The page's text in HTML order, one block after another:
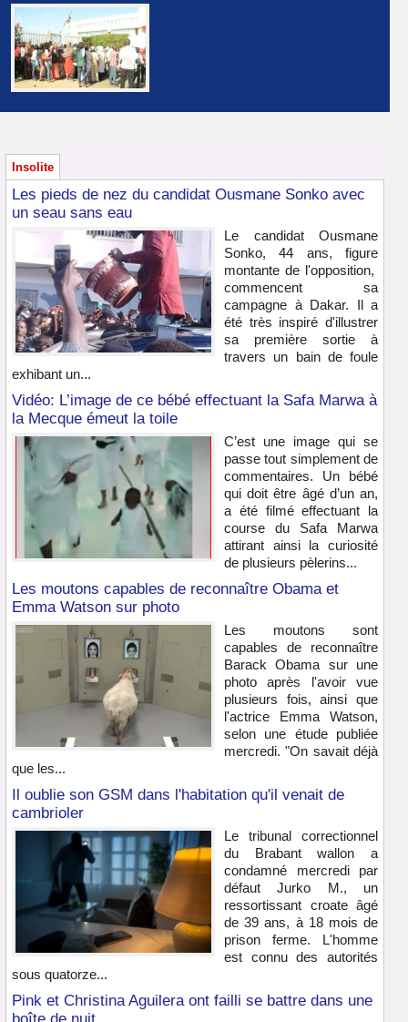
Insolite
Les pieds de nez du candidat Ousmane Sonko avec
un seau sans eau
Le candidat Ousmane
Sonko, 44 ans, figure
montante de l'opposition,
commencent sa
campagne à Dakar. Il a
été très inspiré d'illustrer
sa première sortie à
travers un bain de foule
exhibant un...
Vidéo: L’image de ce bébé effectuant la Safa Marwa à
la Mecque émeut la toile
C’est une image qui se
passe tout simplement de
commentaires. Un bébé
qui doit être âgé d’un an,
a été filmé effectuant la
course du Safa Marwa
attirant ainsi la curiosité
de plusieurs pèlerins...
Les moutons capables de reconnaître Obama et
Emma Watson sur photo
Les moutons sont
capables de reconnaître
Barack Obama sur une
photo après l'avoir vue
plusieurs fois, ainsi que
l'actrice Emma Watson,
selon une étude publiée
mercredi. "On savait déjà
que les...
Il oublie son GSM dans l'habitation qu'il venait de
cambrioler
Le tribunal correctionnel
du Brabant wallon a
condamné mercredi par
défaut Jurko M., un
ressortissant croate âgé
de 39 ans, à 18 mois de
prison ferme. L'homme
est connu des autorités
sous quatorze...
Pink et Christina Aguilera ont failli se battre dans une